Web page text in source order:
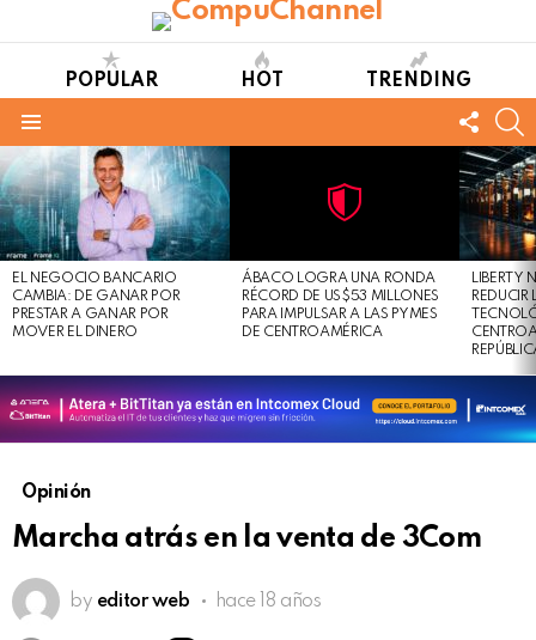
POPULAR HOT TRENDING
US
LATEST
STORIES
EL NEGOCIO BANCARIO
CAMBIA: DE GANAR POR
PRESTAR A GANAR POR
MOVER EL DINERO
Safe
For
Work
view
this
post
ÁBACO LOGRA UNA RONDA
RÉCORD DE US$53 MILLONES
PARA IMPULSAR A LAS PYMES
DE CENTROAMÉRICA
LIBERTY
REDUCIR
Opinión
Marcha atrás en la venta de 3Com
by editor web hace 18 años